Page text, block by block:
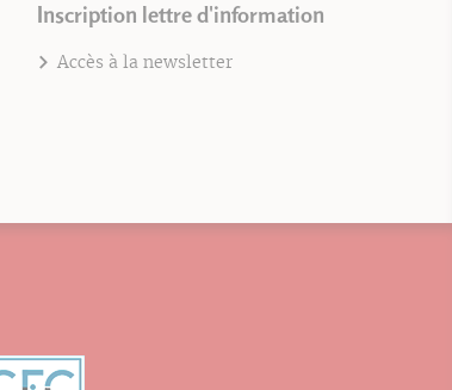
Inscription lettre d'information
Accès à la newsletter